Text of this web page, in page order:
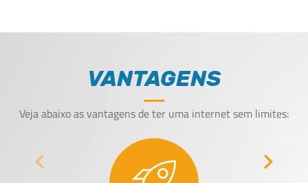
VANTAGENS
Veja abaixo as vantagens de ter uma internet sem limites:
chevron_left chevron_right